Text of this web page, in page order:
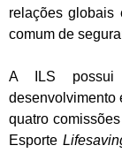
relações globais
comum de
A ILS possui
desenvolvimento
quatro
Esporte